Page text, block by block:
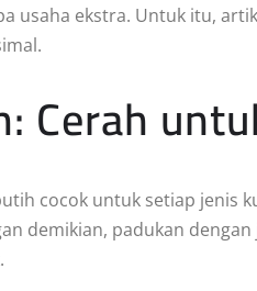
usaha ekstra. Untuk itu,
Cerah
cocok untuk setiap jenis
demikian, padukan